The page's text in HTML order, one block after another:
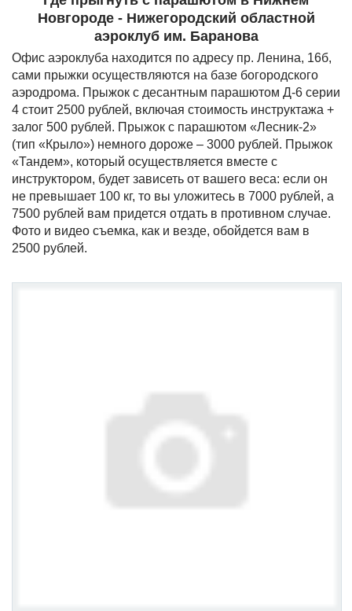
Новгороде - Нижегородский областной
аэроклуб им. Баранова
Офис аэроклуба находится по адресу пр. Ленина, 16б,
сами прыжки осуществляются на базе богородского
аэродрома. Прыжок c десантным парашютом Д-6 серии
4 стоит 2500 рублей, включая стоимость инструктажа +
залог 500 рублей. Прыжок с парашютом «Лесник-2»
(тип «Крыло») немного дороже – 3000 рублей. Прыжок
«Тандем», который осуществляется вместе с
инструктором, будет зависеть от вашего веса: если он
не превышает 100 кг, то вы уложитесь в 7000 рублей, а
7500 рублей вам придется отдать в противном случае.
Фото и видео съемка, как и везде, обойдется вам в
2500 рублей.